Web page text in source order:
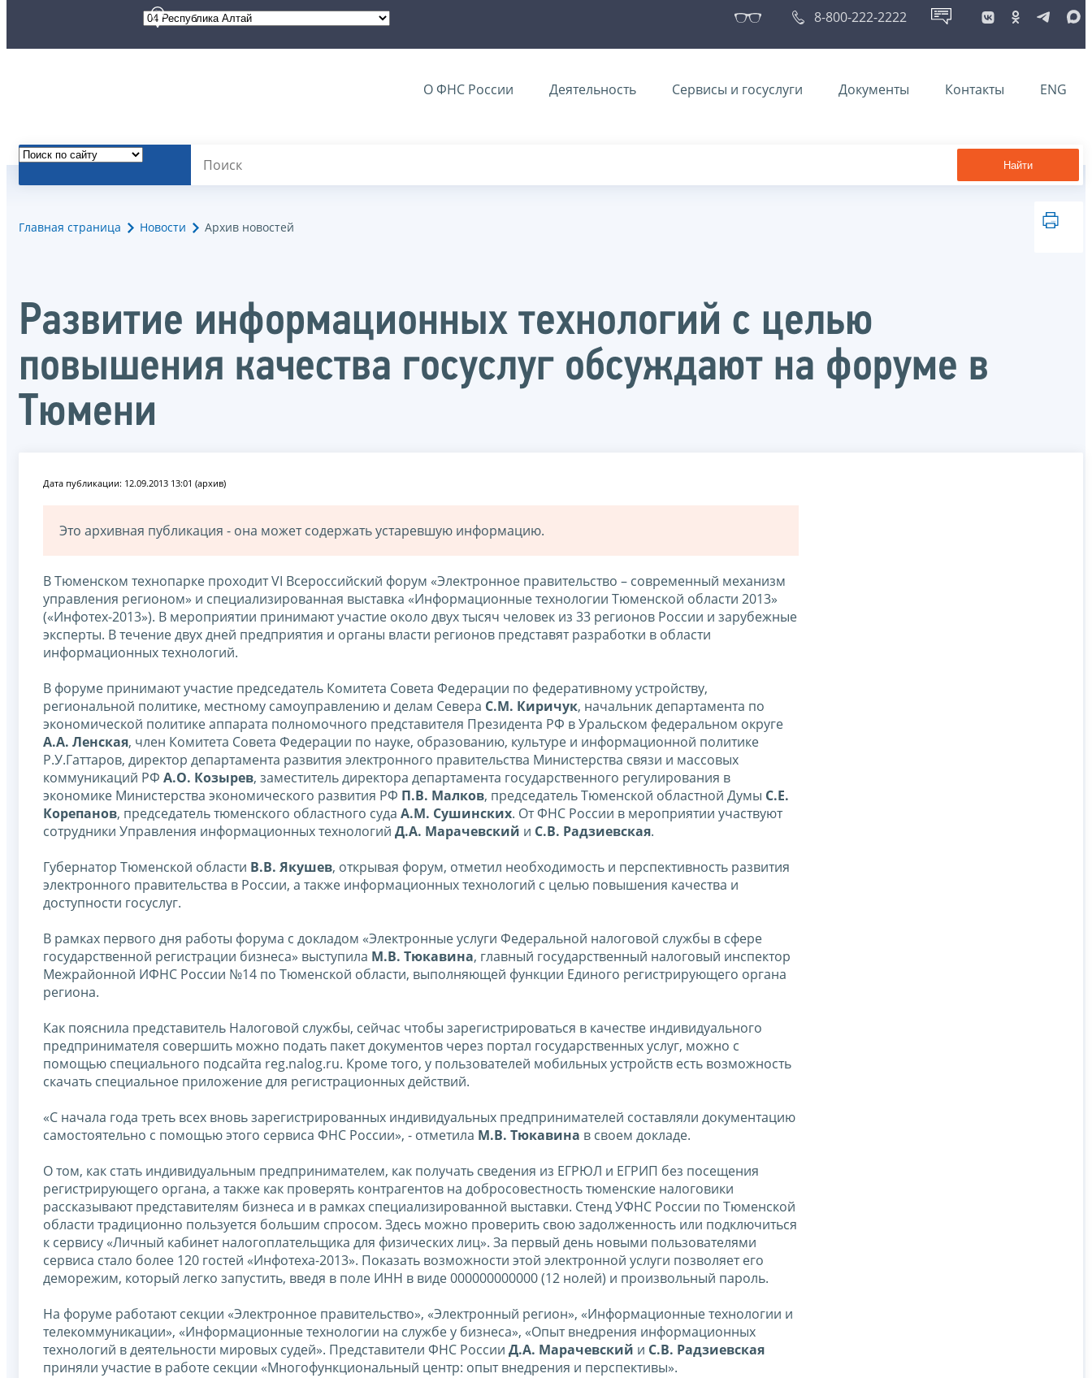
8-800-222-2222
О ФНС России Деятельность Сервисы и госуслуги Документы Контакты ENG
Найти
Главная страница Новости Архив новостей
Развитие информационных технологий с целью
повышения качества госуслуг обсуждают на форуме в
Тюмени
Дата публикации: 12.09.2013 13:01 (архив)
Это архивная публикация - она может содержать устаревшую информацию.
В Тюменском технопарке проходит VI Всероссийский форум «Электронное правительство – современный механизм
управления регионом» и специализированная выставка «Информационные технологии Тюменской области 2013»
(«Инфотех-2013»). В мероприятии принимают участие около двух тысяч человек из 33 регионов России и зарубежные
эксперты. В течение двух дней предприятия и органы власти регионов представят разработки в области
информационных технологий.
В форуме принимают участие председатель Комитета Совета Федерации по федеративному устройству,
региональной политике, местному самоуправлению и делам Севера С.М. Киричук, начальник департамента по
экономической политике аппарата полномочного представителя Президента РФ в Уральском федеральном округе
А.А. Ленская, член Комитета Совета Федерации по науке, образованию, культуре и информационной политике
Р.У.Гаттаров, директор департамента развития электронного правительства Министерства связи и массовых
коммуникаций РФ А.О. Козырев, заместитель директора департамента государственного регулирования в
экономике Министерства экономического развития РФ П.В. Малков, председатель Тюменской областной Думы С.Е.
Корепанов, председатель тюменского областного суда А.М. Сушинских. От ФНС России в мероприятии участвуют
сотрудники Управления информационных технологий Д.А. Марачевский и С.В. Радзиевская.
Губернатор Тюменской области В.В. Якушев, открывая форум, отметил необходимость и перспективность развития
электронного правительства в России, а также информационных технологий с целью повышения качества и
доступности госуслуг.
В рамках первого дня работы форума с докладом «Электронные услуги Федеральной налоговой службы в сфере
государственной регистрации бизнеса» выступила М.В. Тюкавина, главный государственный налоговый инспектор
Межрайонной ИФНС России №14 по Тюменской области, выполняющей функции Единого регистрирующего органа
региона.
Как пояснила представитель Налоговой службы, сейчас чтобы зарегистрироваться в качестве индивидуального
предпринимателя совершить можно подать пакет документов через портал государственных услуг, можно с
помощью специального подсайта reg.nalog.ru. Кроме того, у пользователей мобильных устройств есть возможность
скачать специальное приложение для регистрационных действий.
«С начала года треть всех вновь зарегистрированных индивидуальных предпринимателей составляли документацию
самостоятельно с помощью этого сервиса ФНС России», - отметила М.В. Тюкавина в своем докладе.
О том, как стать индивидуальным предпринимателем, как получать сведения из ЕГРЮЛ и ЕГРИП без посещения
регистрирующего органа, а также как проверять контрагентов на добросовестность тюменские налоговики
рассказывают представителям бизнеса и в рамках специализированной выставки. Стенд УФНС России по Тюменской
области традиционно пользуется большим спросом. Здесь можно проверить свою задолженность или подключиться
к сервису «Личный кабинет налогоплательщика для физических лиц». За первый день новыми пользователями
сервиса стало более 120 гостей «Инфотеха-2013». Показать возможности этой электронной услуги позволяет его
деморежим, который легко запустить, введя в поле ИНН в виде 000000000000 (12 нолей) и произвольный пароль.
На форуме работают секции «Электронное правительство», «Электронный регион», «Информационные технологии и
телекоммуникации», «Информационные технологии на службе у бизнеса», «Опыт внедрения информационных
технологий в деятельности мировых судей». Представители ФНС России Д.А. Марачевский и С.В. Радзиевская
приняли участие в работе секции «Многофункциональный центр: опыт внедрения и перспективы».